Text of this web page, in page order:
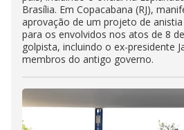
Brasília. Em Copacabana (RJ),
aprovação de um projeto de anistia
para os envolvidos nos atos de 8
golpista, incluindo o ex-presidente
membros do antigo governo.